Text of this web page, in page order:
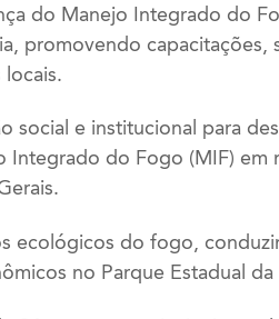
do Manejo Integrado do
promovendo capacitações,
social e institucional para
Integrado do Fogo (MIF) em
ecológicos do fogo,
no Parque Estadual da